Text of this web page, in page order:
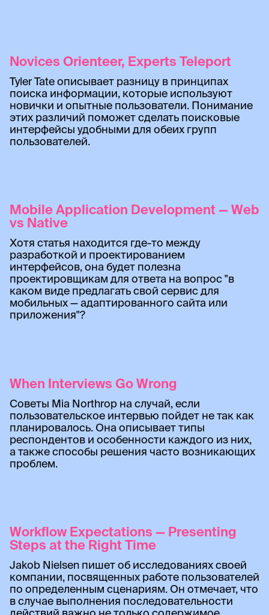
Novices Orienteer, Experts Teleport
Tyler Tate описывает разницу в принципах
поиска информации, которые используют
новички и опытные пользователи. Понимание
этих различий поможет сделать поисковые
интерфейсы удобными для обеих групп
пользователей.
Mobile Application Development — Web
vs Native
Хотя статья находится где-то между
разработкой и проектированием
интерфейсов, она будет полезна
проектировщикам для ответа на вопрос "в
каком виде предлагать свой сервис для
мобильных — адаптированного сайта или
приложения"?
When Interviews Go Wrong
Советы Mia Northrop на случай, если
пользовательское интервью пойдет не так как
планировалось. Она описывает типы
респондентов и особенности каждого из них,
а также способы решения часто возникающих
проблем.
Workflow Expectations — Presenting
Steps at the Right Time
Jakob Nielsen пишет об исследованиях своей
компании, посвященных работе пользователей
по определенным сценариям. Он отмечает, что
в случае выполнения последовательности